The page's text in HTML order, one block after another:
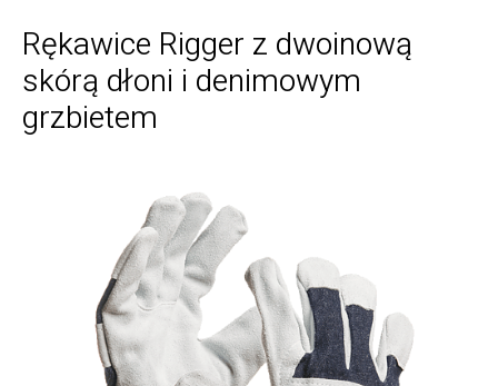
Rękawice Rigger z dwoinową
skórą dłoni i denimowym
grzbietem